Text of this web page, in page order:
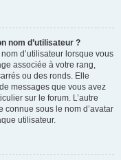
nom d’utilisateur ?
d’utilisateur lorsque vous
associée à votre rang,
ou des ronds. Elle
messages que vous avez
sur le forum. L’autre
sous le nom d’avatar
utilisateur.